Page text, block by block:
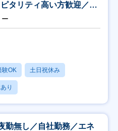
タリティ高い方歓迎／土
験OK 土日祝休み
り
勤無し／自社勤務／エネ